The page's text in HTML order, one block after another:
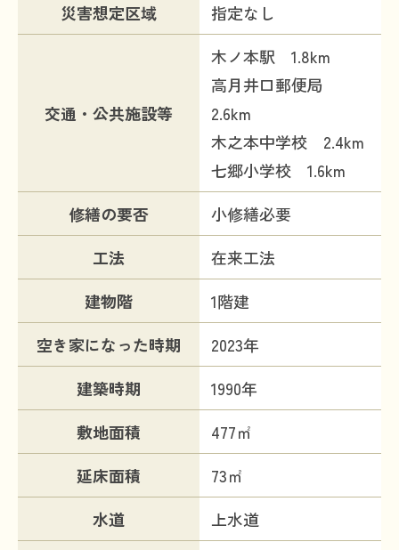
災害想定区域
指定なし
交通・公共施設等
木ノ本駅 1.8km
高月井口郵便局
2.6km
木之本中学校 2.4km
七郷小学校 1.6km
修繕の要否
小修繕必要
工法
在来工法
建物階
1階建
空き家になった時期
2023年
建築時期
1990年
敷地面積
477㎡
延床面積
73㎡
水道
上水道